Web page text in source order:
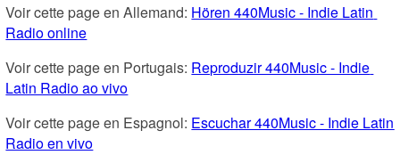
Voir cette page en Allemand: Hören 440Music - Indie Latin
Radio online
Voir cette page en Portugais: Reproduzir 440Music - Indie
Latin Radio ao vivo
Voir cette page en Espagnol: Escuchar 440Music - Indie Latin
Radio en vivo